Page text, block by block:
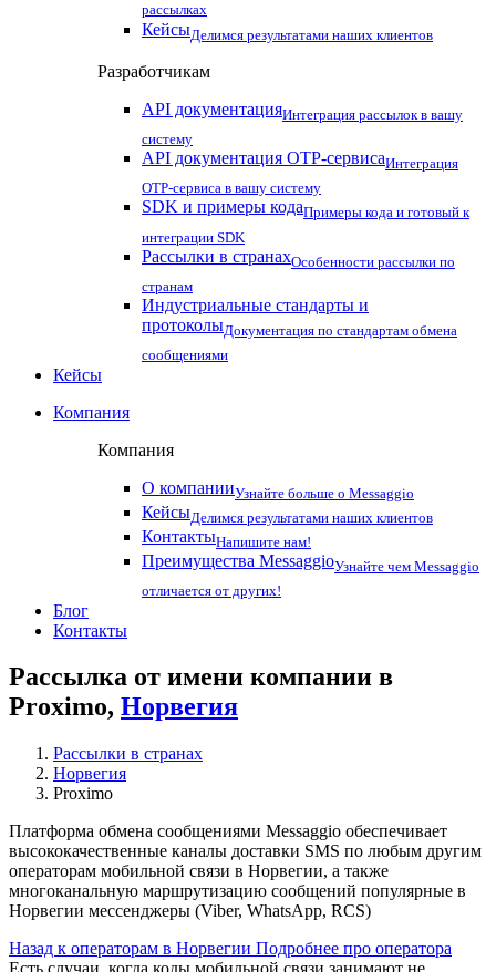
рассылках
КейсыДелимся результатами наших клиентов
Разработчикам
API документацияИнтеграция рассылок в вашу
систему
API документация OTP-сервисаИнтеграция
OTP-сервиса в вашу систему
SDK и примеры кодаПримеры кода и готовый к
интеграции SDK
Рассылки в странахОсобенности рассылки по
странам
Индустриальные стандарты и
протоколыДокументация по стандартам обмена
сообщениями
Кейсы
Компания
Компания
О компанииУзнайте больше о Messaggio
КейсыДелимся результатами наших клиентов
КонтактыНапишите нам!
Преимущества MessaggioУзнайте чем Messaggio
отличается от других!
Блог
Контакты
Рассылка от имени компании в
Proximo, Норвегия
Рассылки в странах
Норвегия
Proximo
Платформа обмена сообщениями Messaggio обеспечивает
высококачественные каналы доставки SMS по любым другим
операторам мобильной связи в Норвегии, а также
многоканальную маршрутизацию сообщений популярные в
Норвегии мессенджеры (Viber, WhatsApp, RCS)
Назад к операторам в Норвегии Подробнее про оператора